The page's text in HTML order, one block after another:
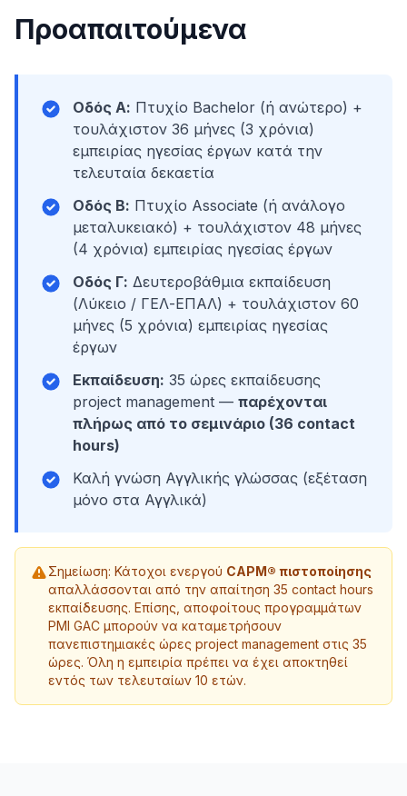
Προαπαιτούμενα
Οδός Α: Πτυχίο Bachelor (ή ανώτερο) +
τουλάχιστον 36 μήνες (3 χρόνια)
εμπειρίας ηγεσίας έργων κατά την
τελευταία δεκαετία
Οδός Β: Πτυχίο Associate (ή ανάλογο
μεταλυκειακό) + τουλάχιστον 48 μήνες
(4 χρόνια) εμπειρίας ηγεσίας έργων
Οδός Γ: Δευτεροβάθμια εκπαίδευση
(Λύκειο / ΓΕΛ-ΕΠΑΛ) + τουλάχιστον 60
μήνες (5 χρόνια) εμπειρίας ηγεσίας
έργων
Εκπαίδευση: 35 ώρες εκπαίδευσης
project management — παρέχονται
πλήρως από το σεμινάριο (36 contact
hours)
Καλή γνώση Αγγλικής γλώσσας (εξέταση
μόνο στα Αγγλικά)
Σημείωση: Κάτοχοι ενεργού CAPM® πιστοποίησης
απαλλάσσονται από την απαίτηση 35 contact hours
εκπαίδευσης. Επίσης, αποφοίτους προγραμμάτων
PMI GAC μπορούν να καταμετρήσουν
πανεπιστημιακές ώρες project management στις 35
ώρες. Όλη η εμπειρία πρέπει να έχει αποκτηθεί
εντός των τελευταίων 10 ετών.